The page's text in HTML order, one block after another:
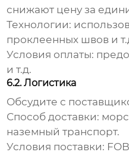
снижают цену за
Технологии:
проклеенных швов и
Условия оплаты:
и т.д.
6.2. Логистика
Обсудите с
Способ доставки:
наземный транспорт.
Условия поставки: